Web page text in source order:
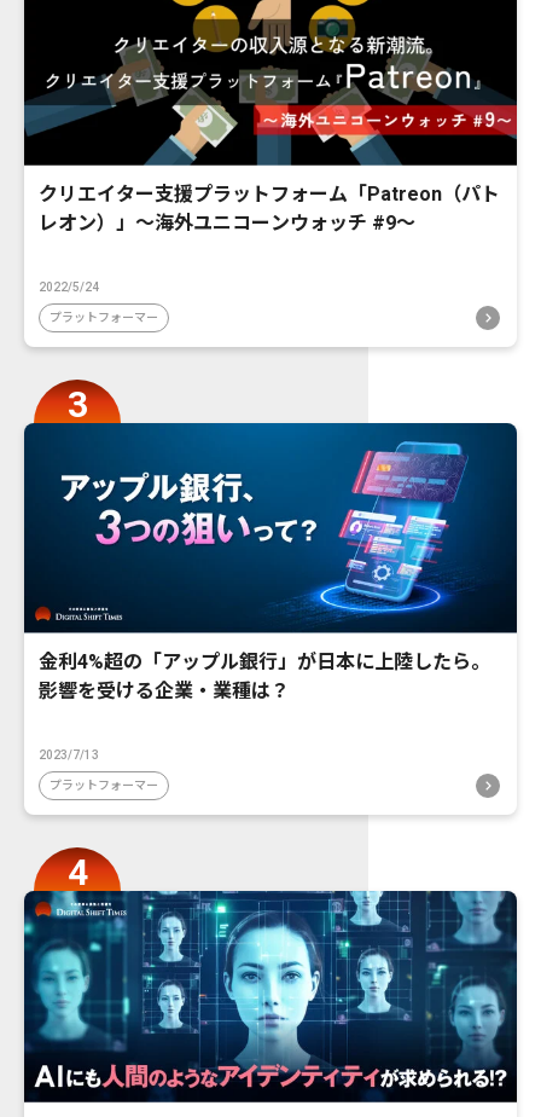
クリエイター支援プラットフォーム「Patreon（パト
レオン）」〜海外ユニコーンウォッチ #9〜
2022/5/24
プラットフォーマー
金利4%超の「アップル銀行」が日本に上陸したら。
影響を受ける企業・業種は？
2023/7/13
プラットフォーマー